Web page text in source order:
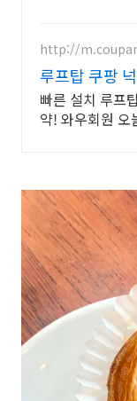
http://
루프탑 쿠팡
빠른 설치 루프
약! 와우회원 오